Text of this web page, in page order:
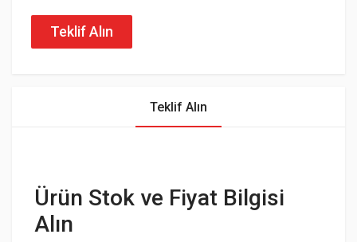
Teklif Alın
Teklif Alın
Ürün Stok ve Fiyat Bilgisi
Alın